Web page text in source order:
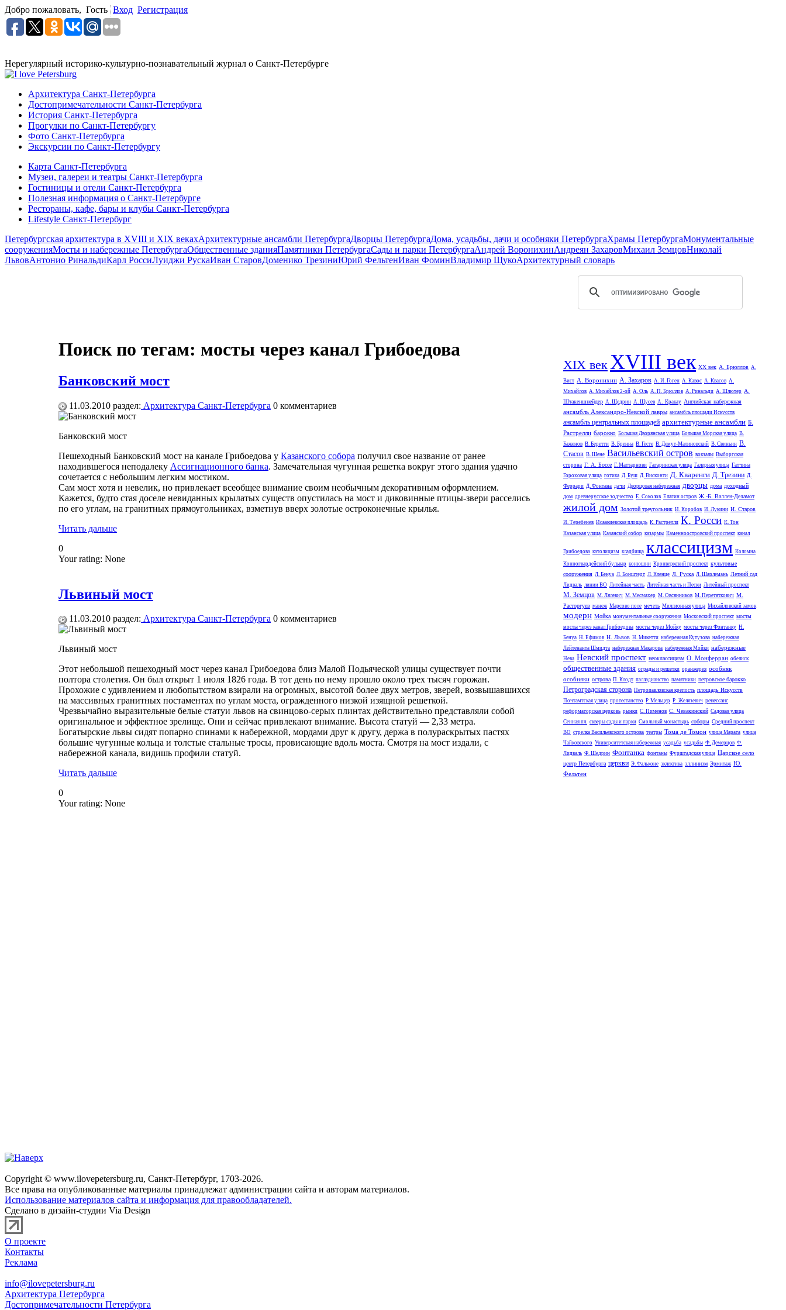
Добро пожаловать, Гость Вход Регистрация
Нерегулярный историко-культурно-познавательный журнал о Санкт-Петербурге
Архитектура Санкт-Петербурга
Достопримечательности Санкт-Петербурга
История Санкт-Петербурга
Прогулки по Санкт-Петербургу
Фото Санкт-Петербурга
Экскурсии по Санкт-Петербургу
Карта Санкт-Петербурга
Музеи, галереи и театры Санкт-Петербурга
Гостиницы и отели Санкт-Петербурга
Полезная информация о Санкт-Петербурге
Рестораны, кафе, бары и клубы Санкт-Петербурга
Lifestyle Санкт-Петербург
Петербургская архитектура в XVIII и XIX векахАрхитектурные ансамбли ПетербургаДворцы ПетербургаДома, усадьбы, дачи и особняки ПетербургаХрамы ПетербургаМонументальные
сооруженияМосты и набережные ПетербургаОбщественные зданияПамятники ПетербургаСады и парки ПетербургаАндрей ВоронихинАндреян ЗахаровМихаил ЗемцовНиколай
ЛьвовАнтонио РинальдиКарл РоссиЛуиджи РускаИван СтаровДоменико ТрезиниЮрий ФельтенИван ФоминВладимир ЩукоАрхитектурный словарь
Поиск по тегам: мосты через канал Грибоедова
Банковский мост
11.03.2010 раздел: Архитектура Санкт-Петербурга 0 комментариев
Банковский мост
Пешеходный Банковский мост на канале Грибоедова у Казанского собора получил свое название от ранее
находившегося неподалеку Ассигнационного банка. Замечательная чугунная решетка вокруг этого здания удачно
сочетается с небольшим легким мостиком.
Сам мост хотя и невелик, но привлекает всеобщее внимание своим необычным декоративным оформлением.
Кажется, будто стая доселе невиданных крылатых существ опустилась на мост и диковинные птицы-звери расселись
по его углам, на гранитных прямоугольниках, взметнув вверх золотые остроконечные крылья.
Читать дальше
0
Your rating: None
Львиный мост
11.03.2010 раздел: Архитектура Санкт-Петербурга 0 комментариев
Львиный мост
Этот небольшой пешеходный мост через канал Грибоедова близ Малой Подьяческой улицы существует почти
полтора столетия. Он был открыт 1 июля 1826 года. В тот день по нему прошло около трех тысяч горожан.
Прохожие с удивлением и любопытством взирали на огромных, высотой более двух метров, зверей, возвышавшихся
на массивных гранитных постаментах по углам моста, огражденного низкой изящной решеткой.
Чрезвычайно выразительные белые статуи львов на свинцово-серых плинтах действительно представляли собой
оригинальное и эффектное зрелище. Они и сейчас привлекают внимание. Высота статуй — 2,33 метра.
Богатырские львы сидят попарно спинами к набережной, мордами друг к другу, держа в полураскрытых пастях
большие чугунные кольца и толстые стальные тросы, провисающие вдоль моста. Смотря на мост издали, с
набережной канала, видишь профили статуй.
Читать дальше
0
Your rating: None
XIX век XVIII век XX век А. Брюллов А.
Вист А. Воронихин А. Захаров А. И. Гоген А. Кавос А. Квасов А.
Михайлов А. Михайлов 2-ой А. Оль А. П. Брюллов А. Ринальди А. Шлютер А.
Штакеншнейдер А. Щедрин А. Щусев А. Кракау Английская набережная
ансамбль Александро-Невской лавры ансамбль площади Искусств
ансамбль центральных площадей архитектурные ансамбли Б.
Растрелли барокко Большая Дворянская улица Большая Морская улица В.
Баженов В. Беретти В. Бренна В. Гесте В. Демут-Малиновский В. Свиньин В.
Стасов В. Шене Васильевский остров вокзалы Выборгская
сторона Г. А. Боссе Г. Маттарнови Гагаринская улица Галерная улица Гатчина
Гороховая улица готика Д. Буш Д. Висконти Д. Кваренги Д. Трезини Д.
Феррари Д. Фонтана дачи Дворцовая набережная дворцы дома доходный
дом древнерусское зодчество Е. Соколов Елагин остров Ж.-Б. Валлен-Деламот
жилой дом Золотой треугольник И. Коробов И. Лукини И. Старов
И. Теребенев Исаакиевская площадь К. Растрелли К. Росси К. Тон
Казанская улица Казанский собор казармы Каменноостровский проспект канал
Грибоедова католицизм кладбища классицизм Коломна
Конногвардейский бульвар конюшни Кронверкский проспект культовые
сооружения Л. Бенуа Л. Бонштедт Л. Кленце Л. Руска Л. Шарлемань Летний сад
Лидваль линии ВО Литейная часть Литейная часть и Пески Литейный проспект
М. Земцов М. Лялевич М. Месмахер М. Овсянников М. Перетяткович М.
Расторгуев манеж Марсово поле мечеть Миллионная улица Михайловский замок
модерн Мойка монументальные сооружения Московский проспект мосты
мосты через канал Грибоедова мосты через Мойку мосты через Фонтанку Н.
Бенуа Н. Ефимов Н. Львов Н. Микетти набережная Кутузова набережная
Лейтенанта Шмидта набережная Макарова набережная Мойки набережные
Нева Невский проспект неоклассицизм О. Монферран обелиск
общественные здания ограды и решетки оранжерея особняк
особняки острова П. Клодт палладианство памятники петровское барокко
Петроградская сторона Петропавловская крепость площадь Искусств
Почтамтская улица протестанство Р. Мельцер Р. Желязевич ренессанс
реформаторская церковь рынки С. Пименов С. Чевакинский Садовая улица
Сенная пл. скверы сады и парки Смольный монастырь соборы Средний проспект
ВО стрелка Васильевского острова театры Тома де Томон улица Марата улица
Чайковского Университетская набережная усадьба усадьбы Ф. Демерцов Ф.
Лидваль Ф. Шедрин Фонтанка фонтаны Фурштадская улица Царское село
центр Петербурга церкви Э. Фальконе эклектика эллинизм Эрмитаж Ю.
Фельтен
Copyright © www.ilovepetersburg.ru, Санкт-Петербург, 1703-2026.
Все права на опубликованные материалы принадлежат администрации сайта и авторам материалов.
Использование материалов сайта и информация для правообладателей.
Сделано в дизайн-студии Via Design
О проекте
Контакты
Реклама
info@ilovepetersburg.ru
Архитектура Петербурга
Достопримечательности Петербурга